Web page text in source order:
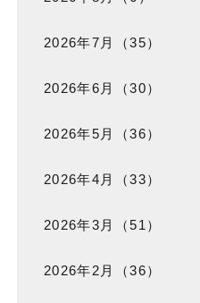
2026年7月（35）
2026年6月（30）
2026年5月（36）
2026年4月（33）
2026年3月（51）
2026年2月（36）